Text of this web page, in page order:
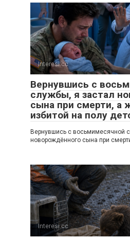
Interesi.cc
Вернувшись с
службы, я застал
сына при смерти, а
избитой на полу
Вернувшись с восьмимесячной
новорождённого сына при
Interesi.cc